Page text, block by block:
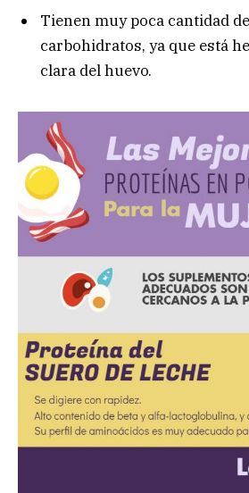
Tienen muy poca cantidad
carbohidratos, ya que está
clara del huevo.